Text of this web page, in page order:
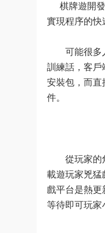
棋牌遊開發
實現程序的快
可能很多人
訓練話，客戶
安裝包，而直
件。
從玩家的角
載遊玩家兇猛
戲平台是熱更
等待即可玩家